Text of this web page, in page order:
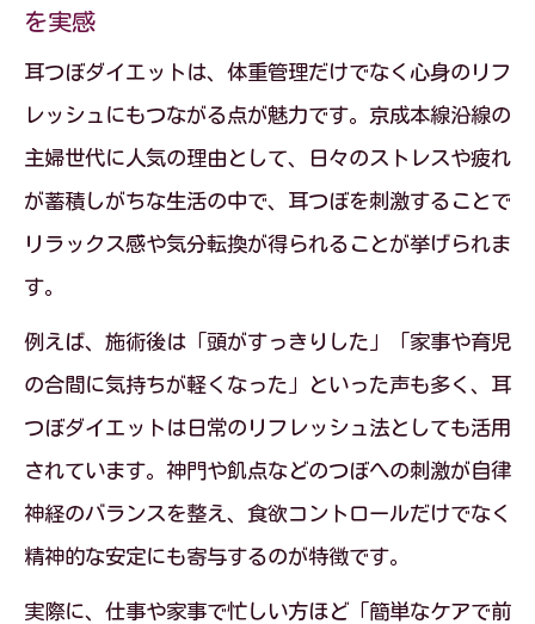
食欲コントロールが続く耳つぼダイエット活
用術
耳つぼダイエットで無理なく食欲を抑え
る方法
耳つぼジュエリーは食欲コントロールの
耳つぼダイエットで間食を減らし続けや
すい工夫
耳つぼダイエットの飢点刺激で満足感を
持続させるコツ
耳つぼダイエット活用でリバウンドしに
くい体質づくり
耳つぼダイエットはなぜ効果的なのか徹底解
を実感
耳つぼダイエットは、体重管理だけでなく心身のリフ
レッシュにもつながる点が魅力です。京成本線沿線の
主婦世代に人気の理由として、日々のストレスや疲れ
が蓄積しがちな生活の中で、耳つぼを刺激することで
リラックス感や気分転換が得られることが挙げられま
す。
例えば、施術後は「頭がすっきりした」「家事や育児
の合間に気持ちが軽くなった」といった声も多く、耳
つぼダイエットは日常のリフレッシュ法としても活用
されています。神門や飢点などのつぼへの刺激が自律
神経のバランスを整え、食欲コントロールだけでなく
精神的な安定にも寄与するのが特徴です。
実際に、仕事や家事で忙しい方ほど「簡単なケアで前